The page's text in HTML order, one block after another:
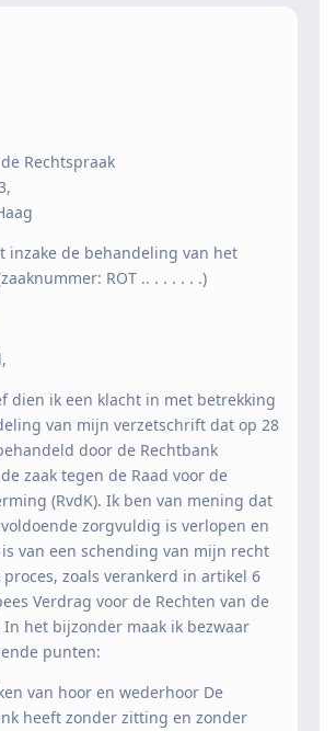
Rechtspraak
inzake de behandeling van het
ROT .. . . . . . .)
dien ik een klacht in met betrekking
van mijn verzetschrift dat op 28
door de Rechtbank
zaak tegen de Raad voor de
(RvdK). Ik ben van mening dat
zorgvuldig is verlopen en
van een schending van mijn recht
zoals verankerd in artikel 6
Verdrag voor de Rechten van de
In het bijzonder maak ik bezwaar
punten:
van hoor en wederhoor De
heeft zonder zitting en zonder